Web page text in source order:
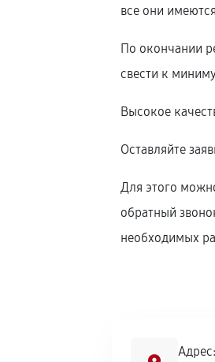
все они
По окончании
свести к
Высокое
Оставляйте
Для этого
обратный
необходимых
Адрес: